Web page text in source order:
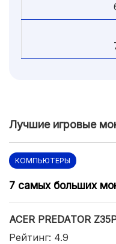
Лучшие игровые
КОМПЬЮТЕРЫ
7 самых больших
ACER PREDATOR
Рейтинг: 4.9